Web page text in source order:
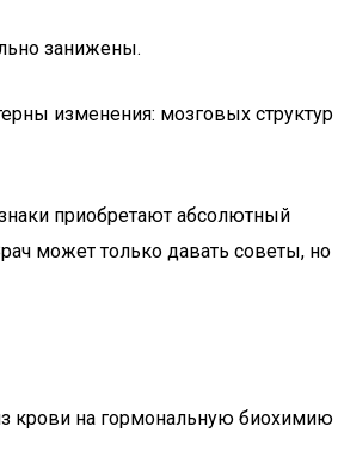
занижены.
изменения: мозговых структур
приобретают абсолютный
может только давать советы, но
крови на гормональную биохимию